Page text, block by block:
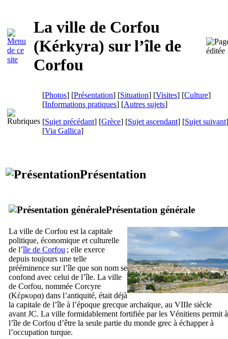
La ville de Corfou
(Kérkyra) sur l’île de
Corfou
[Photos] [Présentation] [Situation] [Visites] [Culture]
[Informations pratiques] [Autres sujets]
[Sujet précédant] [Grèce] [Sujet ascendant] [Sujet suivant]
[Via Gallica]
Présentation
Présentation générale
La ville de Corfou est la capitale
politique, économique et culturelle
de l’île de Corfou ; elle exerce
depuis toujours une telle
prééminence sur l’île que son nom se
confond avec celui de l’île. La ville
de Corfou, nommée Corcyre
(Κέρκυρα) dans l’antiquité, était déjà
la capitale de l’île à l’époque grecque archaïque, au VIIIe siècle
avant JC. La ville formidablement fortifiée par les Vénitiens permit à
l’île de Corfou d’être la seule partie du monde grec à échapper à
l’occupation turque.